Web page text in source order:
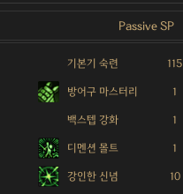
Passive SP
기본기 숙련 115
방어구 마스터리 1
백스텝 강화 1
디멘션 몰트 1
강인한 신념 10